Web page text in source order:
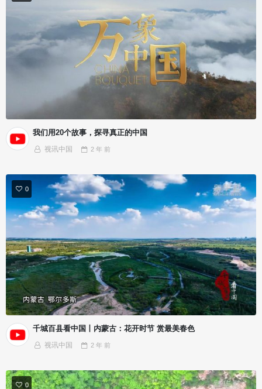
我们用20个故事，探寻真正的中国
视讯中国 2 年 前
0
千城百县看中国丨内蒙古：花开时节 赏最美春色
视讯中国 2 年 前
0